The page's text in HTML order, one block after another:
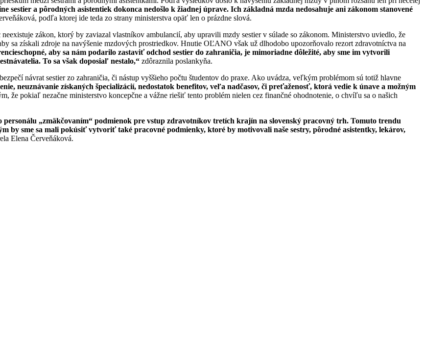
a pôrodných asistentiek dokonca nedošlo k žiadnej úprave. Ich základná mzda nedosahuje ani zákonom stanovené
podľa ktorej ide teda zo strany ministerstva opäť len o prázdne slová.
zákon, ktorý by zaviazal vlastníkov ambulancií, aby upravili mzdy sestier v súlade so zákonom. Ministerstvo uviedlo, že
sa získali zdroje na navýšenie mzdových prostriedkov. Hnutie OĽANO však už dlhodobo upozorňovalo rezort zdravotníctva na
aby sa nám podarilo zastaviť odchod sestier do zahraničia, je mimoriadne dôležité, aby sme im vytvorili
To sa však doposiaľ nestalo,“ zdôraznila poslankyňa.
návrat sestier zo zahraničia, či nástup vyššieho počtu študentov do praxe. Ako uvádza, veľkým problémom sú totiž hlavne
neuznávanie získaných špecializácií, nedostatok benefitov, veľa nadčasov, či preťaženosť, ktorá vedie k únave a možným
že pokiaľ nezačne ministerstvo koncepčne a vážne riešiť tento problém nielen cez finančné ohodnotenie, o chvíľu sa o našich
„zmäkčovaním“ podmienok pre vstup zdravotníkov tretích krajín na slovenský pracovný trh. Tomuto trendu
by sme sa mali pokúsiť vytvoriť také pracovné podmienky, ktoré by motivovali naše sestry, pôrodné asistentky, lekárov,
Elena Červeňáková.